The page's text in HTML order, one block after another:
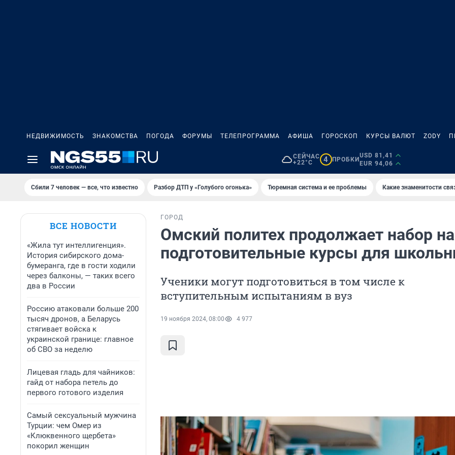
НЕДВИЖИМОСТЬ ЗНАКОМСТВА ПОГОДА ФОРУМЫ ТЕЛЕПРОГРАММА АФИША ГОРОСКОП КУРСЫ ВАЛЮТ ZODY
СЕЙЧАС
+22°C
4 ПРОБКИ
USD 81,41
EUR 94,06
Сбили 7 человек — все, что известно Разбор ДТП у «Голубого огонька» Тюремная система и ее проблемы Какие знаменитости
ВСЕ НОВОСТИ
«Жила тут интеллигенция».
История сибирского дома-
бумеранга, где в гости ходили
через балконы, — таких всего
два в России
Россию атаковали больше 200
тысяч дронов, а Беларусь
стягивает войска к
украинской границе: главное
об СВО за неделю
Лицевая гладь для чайников:
гайд от набора петель до
первого готового изделия
Самый сексуальный мужчина
Турции: чем Омер из
«Клюквенного щербета»
покорил женщин
ГОРОД
Омский политех продолжает набор на
подготовительные курсы для
Ученики могут подготовиться в том числе к
вступительным испытаниям в вуз
19 ноября 2024, 08:00 4 977